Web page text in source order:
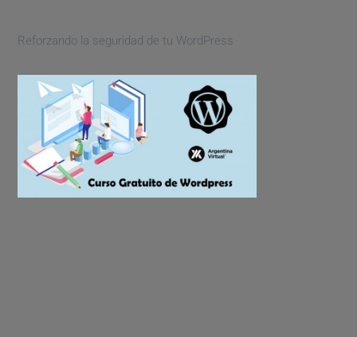
Reforzando la seguridad de tu WordPress